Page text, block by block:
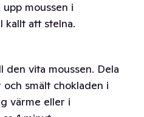
moussen i
kallt att stelna.
den vita moussen. Dela
smält chokladen i
värme eller i